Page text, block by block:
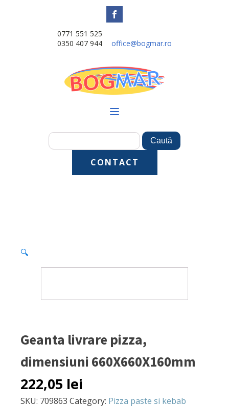
0771 551 525
0350 407 944
office@bogmar.ro
CONTACT
🔍
Geanta livrare pizza,
dimensiuni 660X660X160mm
222,05 lei
SKU: 709863 Category: Pizza paste si kebab